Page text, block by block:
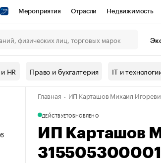
Мероприятия Отрасли Недвижимость
СПб Спецпроекты Проверка контрагентов
Рынок наличной валюты
HR Право и бухгалтерия IT и
Главная ИП Карташов Михаил
ДЕЙСТВУЕТОБНОВЛЕНО
ИП Карташов